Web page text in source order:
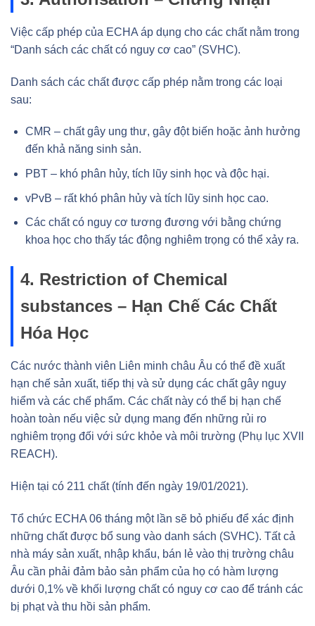
Việc cấp phép của ECHA áp dụng cho các chất nằm trong
“Danh sách các chất có nguy cơ cao” (SVHC).
Danh sách các chất được cấp phép nằm trong các loại
sau:
CMR – chất gây ung thư, gây đột biến hoặc ảnh hưởng
đến khả năng sinh sản.
PBT – khó phân hủy, tích lũy sinh học và độc hại.
vPvB – rất khó phân hủy và tích lũy sinh học cao.
Các chất có nguy cơ tương đương với bằng chứng
khoa học cho thấy tác động nghiêm trọng có thể xảy ra.
4. Restriction of Chemical
substances – Hạn Chế Các Chất
Hóa Học
Các nước thành viên Liên minh châu Âu có thể đề xuất
hạn chế sản xuất, tiếp thị và sử dụng các chất gây nguy
hiểm và các chế phẩm. Các chất này có thể bị hạn chế
hoàn toàn nếu việc sử dụng mang đến những rủi ro
nghiêm trọng đối với sức khỏe và môi trường (Phụ lục XVII
REACH).
Hiện tại có 211 chất (tính đến ngày 19/01/2021).
Tổ chức ECHA 06 tháng một lần sẽ bỏ phiếu để xác định
những chất được bổ sung vào danh sách (SVHC). Tất cả
nhà máy sản xuất, nhập khẩu, bán lẻ vào thị trường châu
Âu cần phải đảm bảo sản phẩm của họ có hàm lượng
dưới 0,1% về khối lượng chất có nguy cơ cao để tránh các
bị phạt và thu hồi sản phẩm.